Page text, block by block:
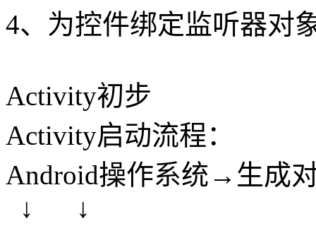
4、为控件绑定监听器对
Activity初步
Activity启动流程：
Android操作系统→生成
↓ ↓